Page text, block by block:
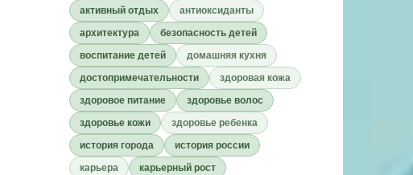
активный отдых
антиоксиданты
архитектура
безопасность детей
воспитание детей
домашняя кухня
достопримечательности
здоровая кожа
здоровое питание
здоровье волос
здоровье кожи
здоровье ребенка
история города
история россии
карьера
карьерный рост